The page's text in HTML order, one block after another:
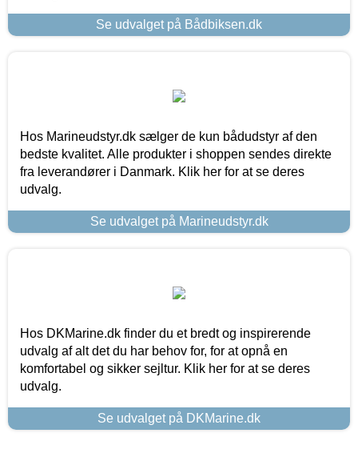
Se udvalget på Bådbiksen.dk
Hos Marineudstyr.dk sælger de kun bådudstyr af den
bedste kvalitet. Alle produkter i shoppen sendes direkte
fra leverandører i Danmark. Klik her for at se deres
udvalg.
Se udvalget på Marineudstyr.dk
Hos DKMarine.dk finder du et bredt og inspirerende
udvalg af alt det du har behov for, for at opnå en
komfortabel og sikker sejltur. Klik her for at se deres
udvalg.
Se udvalget på DKMarine.dk